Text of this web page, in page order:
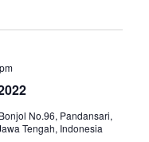
h
N
No.96, Pandansari,
Tengah, Indonesia